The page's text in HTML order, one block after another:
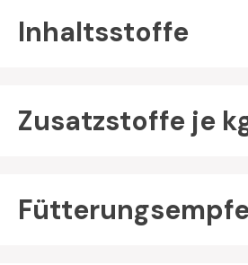
Inhaltsstoffe
Zusatzstoffe je